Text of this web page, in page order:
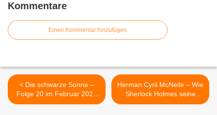
Kommentare
Einen Kommentar hinzufügen
< Die schwarze Sonne –
Folge 20 im Februar 2020
erschienen, Folge 2
Herman Cyril McNeile – Wie
Sherlock Holmes seine
geheimen Fälle löst >